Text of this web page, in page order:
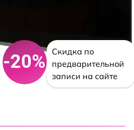
-20%
Скидка по
предварительной
записи на сайте